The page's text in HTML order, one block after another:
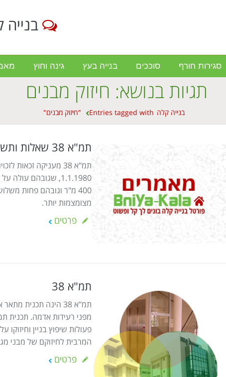
סגירות חורף סוככים בנייה בעץ גינה וחוץ
תגיות בנושא: חיזוק מבנים
בנייה קלה Entries tagged with "חיזוק מבנים"
תמ"א 38 שאלות ותשובות
תמ"א 38 מעניקה
1.1.1980, שגובהם
מצומצמות יותר.
פרטים
תמ"א 38
תמ"א 38 הינה תכנית
פעולות שיפוץ בניין
המרבית לחיזוקם של מבני
פרטים